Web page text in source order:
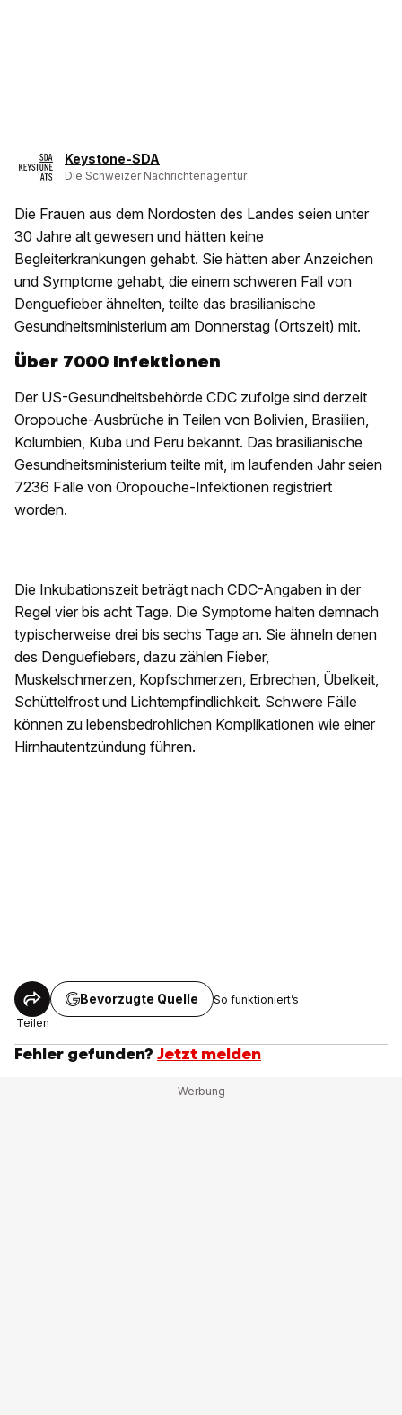
Keystone-SDA
Die Schweizer Nachrichtenagentur
Die Frauen aus dem Nordosten des Landes seien unter
30 Jahre alt gewesen und hätten keine
Begleiterkrankungen gehabt. Sie hätten aber Anzeichen
und Symptome gehabt, die einem schweren Fall von
Denguefieber ähnelten, teilte das brasilianische
Gesundheitsministerium am Donnerstag (Ortszeit) mit.
Über 7000 Infektionen
Der US-Gesundheitsbehörde CDC zufolge sind derzeit
Oropouche-Ausbrüche in Teilen von Bolivien, Brasilien,
Kolumbien, Kuba und Peru bekannt. Das brasilianische
Gesundheitsministerium teilte mit, im laufenden Jahr seien
7236 Fälle von Oropouche-Infektionen registriert
worden.
Die Inkubationszeit beträgt nach CDC-Angaben in der
Regel vier bis acht Tage. Die Symptome halten demnach
typischerweise drei bis sechs Tage an. Sie ähneln denen
des Denguefiebers, dazu zählen Fieber,
Muskelschmerzen, Kopfschmerzen, Erbrechen, Übelkeit,
Schüttelfrost und Lichtempfindlichkeit. Schwere Fälle
können zu lebensbedrohlichen Komplikationen wie einer
Hirnhautentzündung führen.
Teilen
Bevorzugte Quelle So funktioniert’s
Fehler gefunden? Jetzt melden